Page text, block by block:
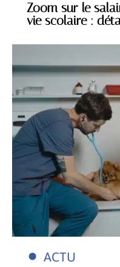
Zoom sur le
vie scolaire :
ACTU